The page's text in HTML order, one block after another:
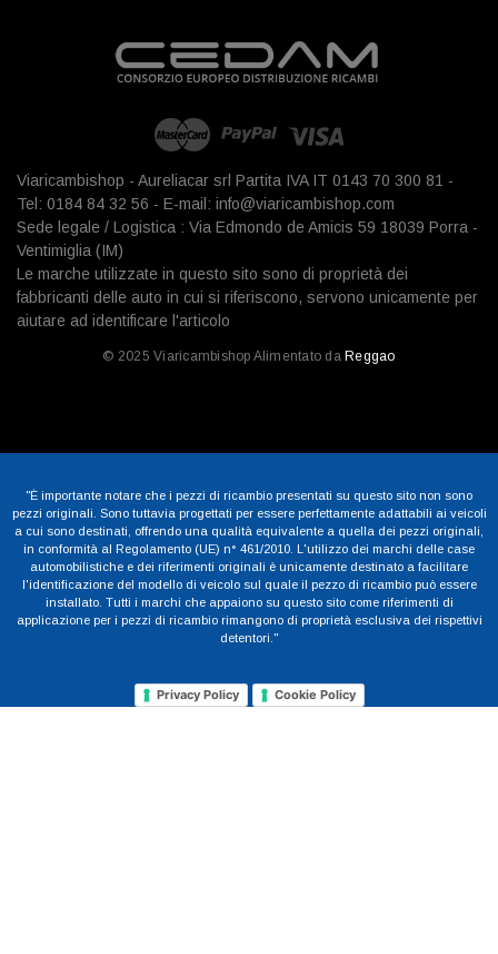
Viaricambishop - Aureliacar srl Partita IVA IT 0143 70 300 81 -
Tel: 0184 84 32 56 - E-mail: info@viaricambishop.com
Sede legale / Logistica : Via Edmondo de Amicis 59 18039 Porra -
Ventimiglia (IM)
Le marche utilizzate in questo sito sono di proprietà dei
fabbricanti delle auto in cui si riferiscono, servono unicamente per
aiutare ad identificare l'articolo
© 2025 Viaricambishop Alimentato da Reggao
"È importante notare che i pezzi di ricambio presentati su questo sito non sono
pezzi originali. Sono tuttavia progettati per essere perfettamente adattabili ai veicoli
a cui sono destinati, offrendo una qualità equivalente a quella dei pezzi originali,
in conformità al Regolamento (UE) n° 461/2010. L'utilizzo dei marchi delle case
automobilistiche e dei riferimenti originali è unicamente destinato a facilitare
l'identificazione del modello di veicolo sul quale il pezzo di ricambio può essere
installato. Tutti i marchi che appaiono su questo sito come riferimenti di
applicazione per i pezzi di ricambio rimangono di proprietà esclusiva dei rispettivi
detentori."
Privacy Policy Cookie Policy